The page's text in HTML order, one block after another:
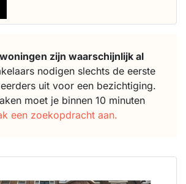
zijn waarschijnlijk al
nodigen slechts de eerste
uit voor een bezichtiging.
moet je binnen 10 minuten
een zoekopdracht aan.